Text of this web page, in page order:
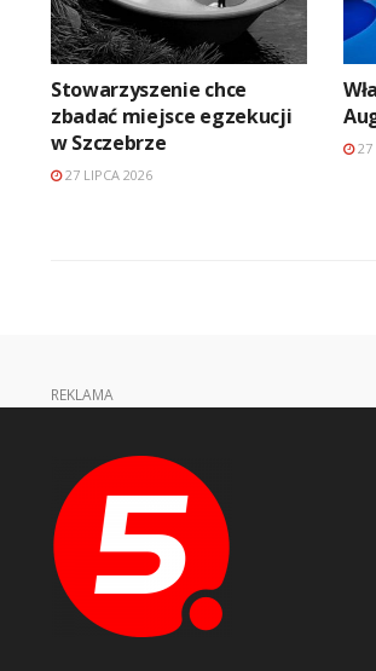
Stowarzyszenie chce
zbadać miejsce egzekucji
w Szczebrze
27 LIPCA 2026
27
REKLAMA